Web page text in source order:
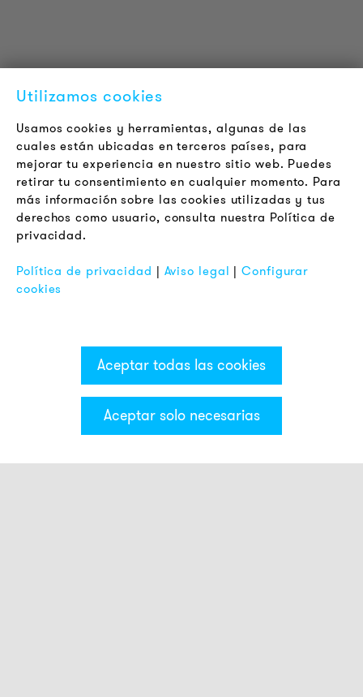
Jobs
Boletín
LEGAL
Terminos y Condiciones Generales
Aviso de Privacidad
Pie de Imprenta
Utilizamos cookies
Usamos cookies y herramientas, algunas de las
cuales están ubicadas en terceros países, para
mejorar tu experiencia en nuestro sitio web. Puedes
retirar tu consentimiento en cualquier momento. Para
más información sobre las cookies utilizadas y tus
derechos como usuario, consulta nuestra Política de
privacidad.
Política de privacidad | Aviso legal |Configurar
cookies
Aceptar todas las cookies
Aceptar solo necesarias